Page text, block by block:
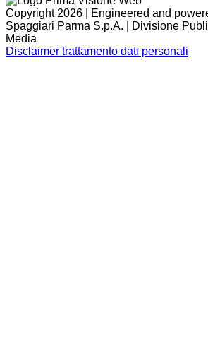
Copyright 2026 | Engineered and
Spaggiari Parma S.p.A. | Divisione
Media
Disclaimer trattamento dati personali